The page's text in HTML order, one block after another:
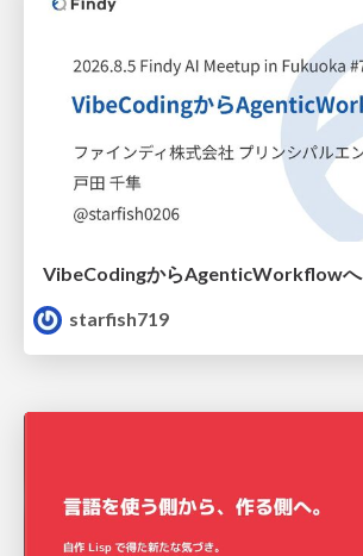
VibeCodingからAgenticWorkflowへ
starfish719